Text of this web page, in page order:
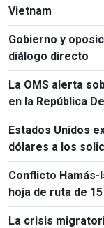
Vietnam
Gobierno y
diálogo directo
La OMS alerta
en la República
Estados Unidos
dólares a los
Conflicto Hamás-
hoja de ruta de
La crisis